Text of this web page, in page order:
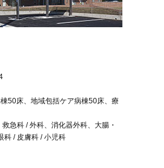
50床、地域包括ケア病棟50床、療
急科 / 外科、消化器外科、大腸・
科 / 皮膚科 / 小児科